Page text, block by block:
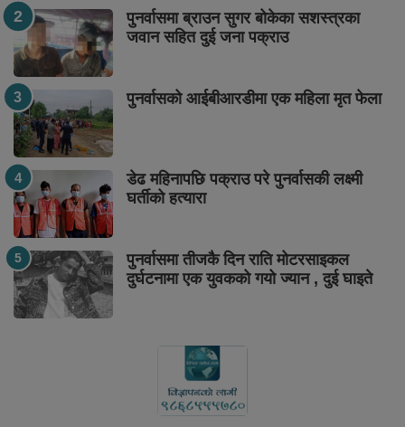
पुनर्वासमा ब्राउन सुगर बोकेका सशस्त्रका
जवान सहित दुई जना पक्राउ
पुनर्वासको आईबीआरडीमा एक महिला मृत फेला
डेढ महिनापछि पक्राउ परे पुनर्वासकी लक्ष्मी
घर्तीको हत्यारा
पुनर्वासमा तीजकै दिन राति मोटरसाइकल
दुर्घटनामा एक युवकको गयो ज्यान , दुई घाइते